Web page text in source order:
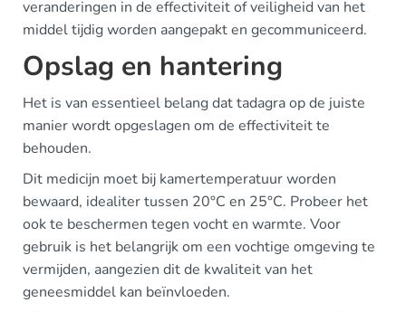
veranderingen in de effectiviteit of veiligheid van het
middel tijdig worden aangepakt en gecommuniceerd.
Opslag en hantering
Het is van essentieel belang dat tadagra op de juiste
manier wordt opgeslagen om de effectiviteit te
behouden.
Dit medicijn moet bij kamertemperatuur worden
bewaard, idealiter tussen 20°C en 25°C. Probeer het
ook te beschermen tegen vocht en warmte. Voor
gebruik is het belangrijk om een vochtige omgeving te
vermijden, aangezien dit de kwaliteit van het
geneesmiddel kan beïnvloeden.